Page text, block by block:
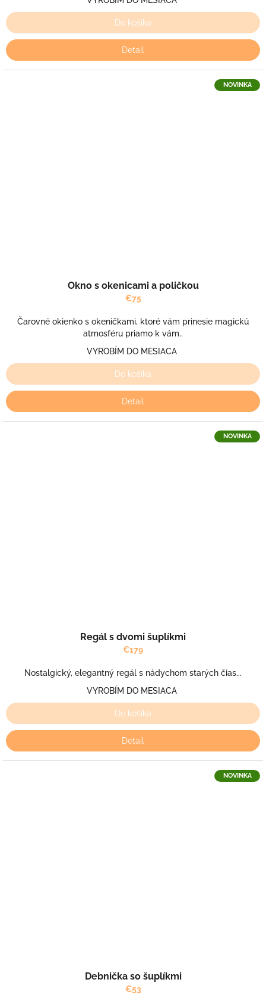
Do košíka
Detail
NOVINKA
Okno s okenicami a poličkou
€75
Čarovné okienko s okeničkami, ktoré vám prinesie magickú
atmosféru priamo k vám..
VYROBÍM DO MESIACA
Do košíka
Detail
NOVINKA
Regál s dvomi šuplíkmi
€179
Nostalgický, elegantný regál s nádychom starých čias...
VYROBÍM DO MESIACA
Do košíka
Detail
NOVINKA
Debnička so šuplíkmi
€53